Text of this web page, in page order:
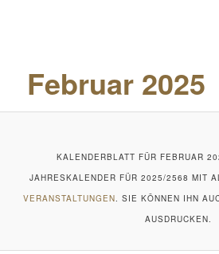
Februar 2025
KALENDERBLATT FÜR FEBRUAR
JAHRESKALENDER FÜR 2025/2568 MIT
VERANSTALTUNGEN . SIE KÖNNEN IHN
AUSDRUCKEN.